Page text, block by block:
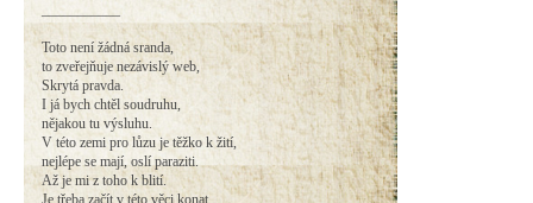
Toto není žádná sranda,
to zveřejňuje nezávislý web,
Skrytá pravda.
I já bych chtěl soudruhu,
nějakou tu výsluhu.
V této zemi pro lůzu je těžko k žití,
nejlépe se mají, oslí paraziti.
Až je mi z toho k blití.
Je třeba začít v této věci konat